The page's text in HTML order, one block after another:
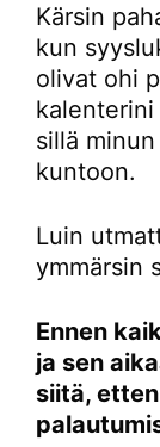
Kärsin
kun
olivat ohi
kalenterini
sillä
kuntoon.
Luin
ymmärsin
Ennen
ja sen
siitä,